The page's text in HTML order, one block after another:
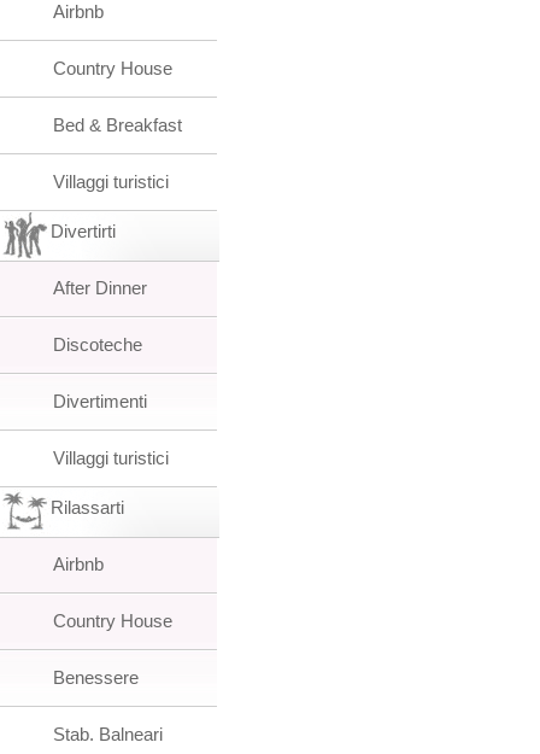
Airbnb
Country House
Bed & Breakfast
Villaggi turistici
Divertirti
After Dinner
Discoteche
Divertimenti
Villaggi turistici
Rilassarti
Airbnb
Country House
Benessere
Stab. Balneari